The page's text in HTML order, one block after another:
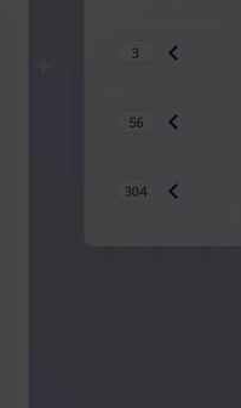
3
56
304